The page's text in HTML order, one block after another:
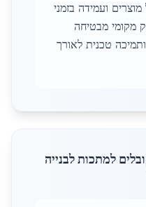
ועמידה בזמני
מקומי מבטיחה
טכנית לאורך
למתכות לבנייה